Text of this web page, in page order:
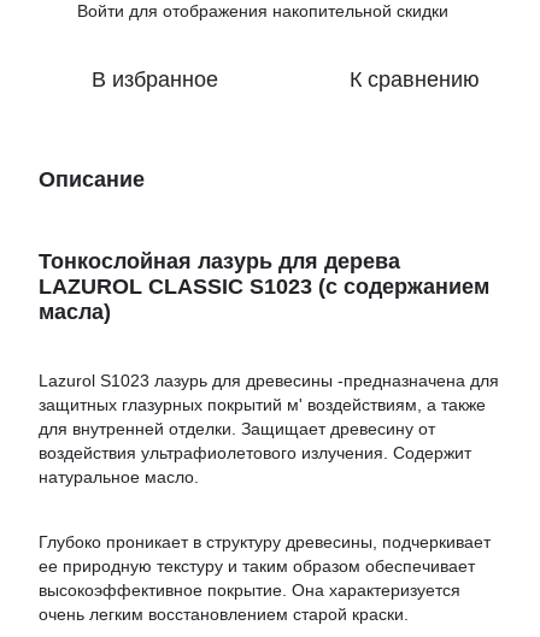
Войти для отображения накопительной скидки
В избранное К сравнению
Описание
Тонкослойная лазурь для дерева
LAZUROL CLASSIC S1023 (с содержанием
масла)
Lazurol S1023 лазурь для древесины -предназначена для
защитных глазурных покрытий м' воздействиям, а также
для внутренней отделки. Защищает древесину от
воздействия ультрафиолетового излучения. Содержит
натуральное масло.
Глубоко проникает в структуру древесины, подчеркивает
ее природную текстуру и таким образом обеспечивает
высокоэффективное покрытие. Она характеризуется
очень легким восстановлением старой краски.